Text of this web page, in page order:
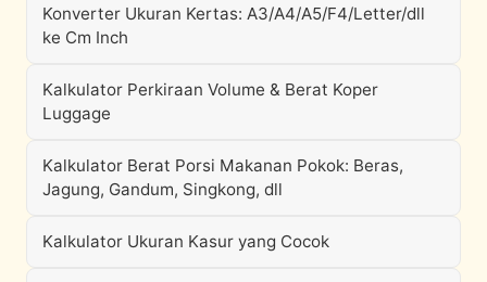
Konverter Ukuran Kertas: A3/A4/A5/F4/Letter/dll
ke Cm Inch
Kalkulator Perkiraan Volume & Berat Koper
Luggage
Kalkulator Berat Porsi Makanan Pokok: Beras,
Jagung, Gandum, Singkong, dll
Kalkulator Ukuran Kasur yang Cocok